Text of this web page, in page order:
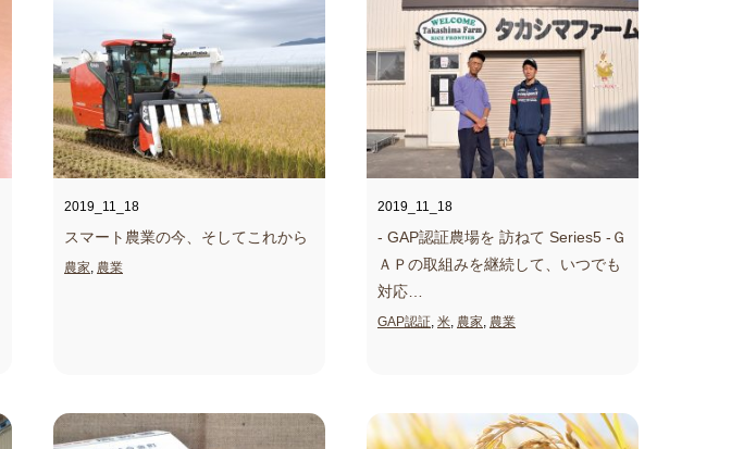
2019_11_18
スマート農業の今、そしてこれから
農家, 農業
2019_11_18
- GAP認証農場を 訪ねて Series5 - Ｇ
ＡＰの取組みを継続して、いつでも
対応…
GAP認証, 米, 農家, 農業